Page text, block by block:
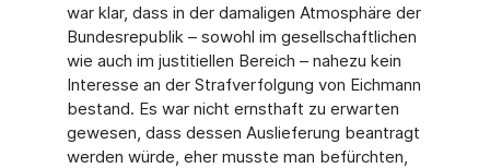
war klar, dass in der damaligen Atmosphäre der
Bundesrepublik – sowohl im gesellschaftlichen
wie auch im justitiellen Bereich – nahezu kein
Interesse an der Strafverfolgung von Eichmann
bestand. Es war nicht ernsthaft zu erwarten
gewesen, dass dessen Auslieferung beantragt
werden würde, eher musste man befürchten,